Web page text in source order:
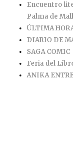
Encuentro
Palma de
ÚLTIMA
DIARIO DE
SAGA COMIC
Feria del
ANIKA